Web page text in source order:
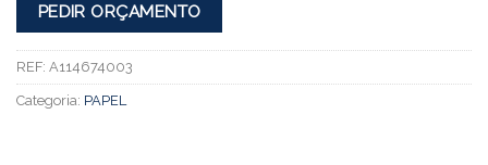
PEDIR ORÇAMENTO
REF: A114674003
Categoria: PAPEL